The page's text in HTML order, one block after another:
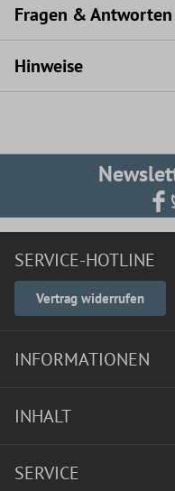
Fragen & Antworten
Hinweise
SERVICE-HOTLINE
Vertrag widerrufen
INFORMATIONEN
INHALT
SERVICE